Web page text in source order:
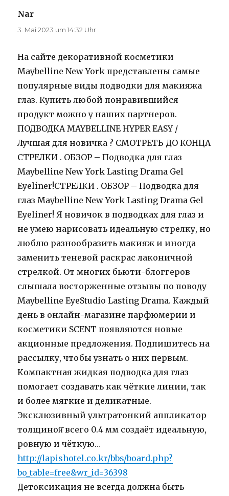
Nar
3. Mai 2023 um 14:32 Uhr
На сайте декоративной косметики
Maybelline New York представлены самые
популярные виды подводки для макияжа
глаз. Купить любой понравившийся
продукт можно у наших партнеров.
ПОДВОДКА MAYBELLINE HYPER EASY /
Лучшая для новичка ? СМОТРЕТЬ ДО КОНЦА
СТРЕЛКИ . ОБЗОР – Подводка для глаз
Maybelline New York Lasting Drama Gel
Eyeliner!СТРЕЛКИ . ОБЗОР – Подводка для
глаз Maybelline New York Lasting Drama Gel
Eyeliner! Я новичок в подводках для глаз и
не умею нарисовать идеальную стрелку, но
люблю разнообразить макияж и иногда
заменить теневой раскрас лаконичной
стрелкой. От многих бьюти-блоггеров
слышала восторженные отзывы по поводу
Maybelline EyeStudio Lasting Drama. Каждый
день в онлайн-магазине парфюмерии и
косметики SCENT появляются новые
акционные предложения. Подпишитесь на
рассылку, чтобы узнать о них первым.
Компактная жидкая подводка для глаз
помогает создавать как чёткие линии, так
и более мягкие и деликатные.
Эксклюзивный ультратонкий аппликатор
толщиной̆ всего 0.4 мм создаёт идеальную,
ровную и чёткую…
http://lapishotel.co.kr/bbs/board.php?
bo_table=free&wr_id=36398
Детоксикация не всегда должна быть